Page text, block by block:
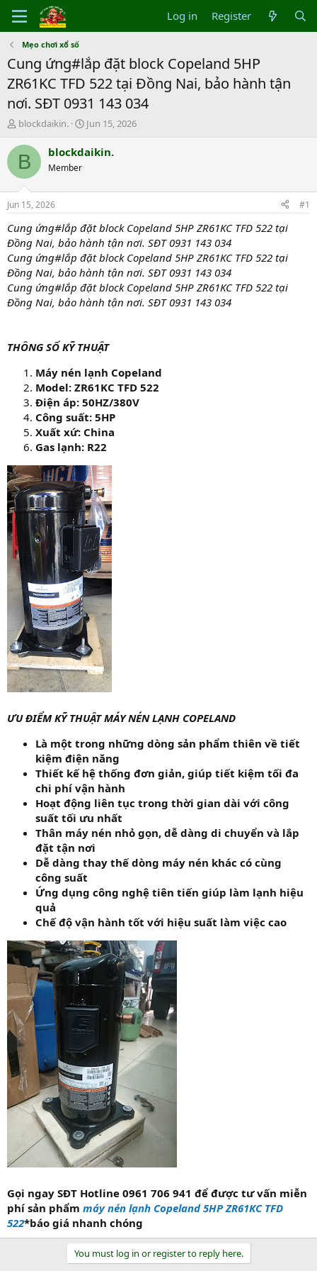
Log in Register
Mẹo chơi xổ số
Cung ứng#lắp đặt block Copeland 5HP
ZR61KC TFD 522 tại Đồng Nai, bảo hành tận
nơi. SĐT 0931 143 034
T
r
e
d
t
a
r
t
e
r
blockdaikin.
S
a
t
e
Jun 15, 2026
B blockdaikin.
Member
Jun 15, 2026 #1
Cung ứng#lắp đặt block Copeland 5HP ZR61KC TFD 522 tại
Đồng Nai, bảo hành tận nơi. SĐT 0931 143 034
Cung ứng#lắp đặt block Copeland 5HP ZR61KC TFD 522 tại
Đồng Nai, bảo hành tận nơi. SĐT 0931 143 034
Cung ứng#lắp đặt block Copeland 5HP ZR61KC TFD 522 tại
Đồng Nai, bảo hành tận nơi. SĐT 0931 143 034
THÔNG SỐ KỸ THUẬT
Máy nén lạnh Copeland
Model: ZR61KC TFD 522
Điện áp: 50HZ/380V
Công suất: 5HP
Xuất xứ: China
Gas lạnh: R22
ƯU ĐIỂM KỸ THUẬT MÁY NÉN LẠNH COPELAND
Là một trong những dòng sản phẩm thiên về tiết
kiệm điện năng
Thiết kế hệ thống đơn giản, giúp tiết kiệm tối đa
chi phí vận hành
Hoạt động liên tục trong thời gian dài với công
suất tối ưu nhất
Thân máy nén nhỏ gọn, dễ dàng di chuyển và lắp
đặt tận nơi
Dễ dàng thay thế dòng máy nén khác có cùng
công suất
Ứng dụng công nghệ tiên tiến giúp làm lạnh hiệu
quả
Chế độ vận hành tốt với hiệu suất làm việc cao
Gọi ngay SĐT Hotline 0961 706 941 để được tư vấn miễn
phí sản phẩm máy nén lạnh Copeland 5HP ZR61KC TFD
522*báo giá nhanh chóng
You must log in or register to reply here.